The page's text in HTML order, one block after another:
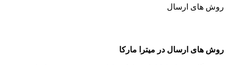
روش های ارسال
روش های ارسال در میترا مارکا